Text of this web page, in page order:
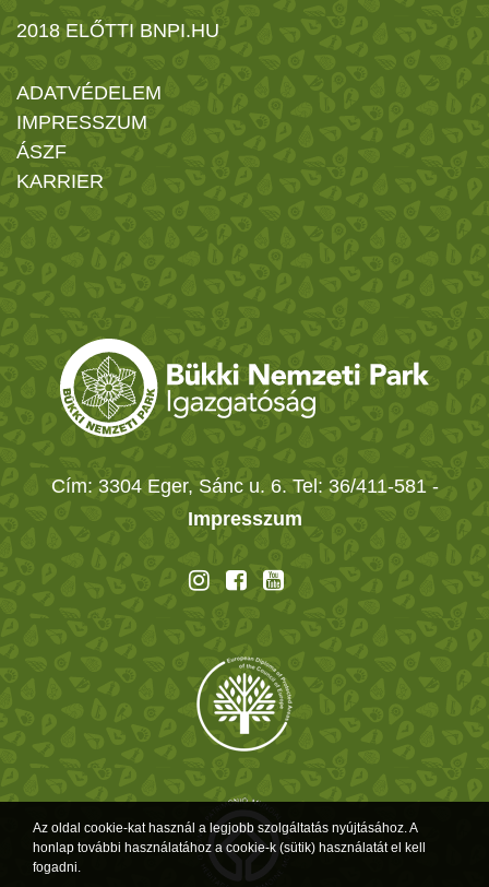
2018 ELŐTTI BNPI.HU
ADATVÉDELEM
IMPRESSZUM
ÁSZF
KARRIER
Cím: 3304 Eger, Sánc u. 6. Tel: 36/411-581 -
Impresszum
Az oldal cookie-kat használ a legjobb szolgáltatás nyújtásához. A
honlap további használatához a cookie-k (sütik) használatát el kell
fogadni.